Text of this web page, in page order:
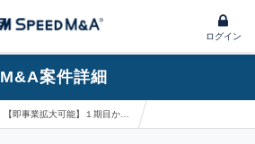
ログイン
M&A案件詳細